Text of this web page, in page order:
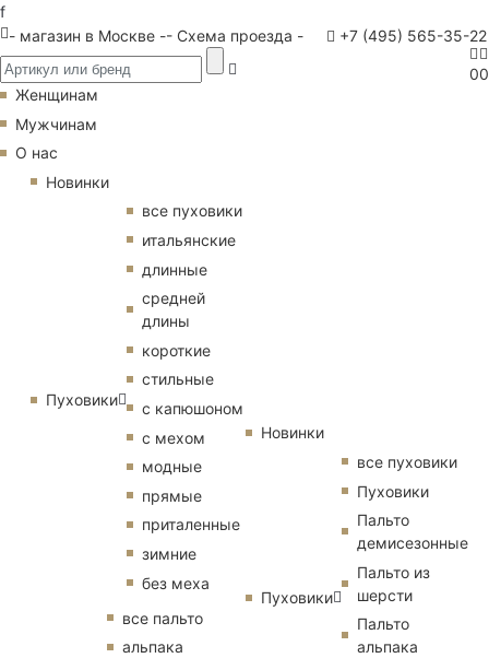
f
- магазин в Москве -- Схема проезда - +7 (495) 565-35-22
00
Женщинам
Мужчинам
О нас
Новинки
Пуховики
все пуховики
итальянские
длинные
средней
длины
короткие
стильные
с капюшоном
с мехом
модные
прямые
приталенные
зимние
без меха
все пальто
альпака
Новинки
Пуховики
все пуховики
Пуховики
Пальто
демисезонные
Пальто из
шерсти
Пальто
альпака